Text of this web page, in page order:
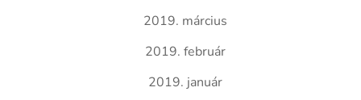
2019. március
2019. február
2019. január